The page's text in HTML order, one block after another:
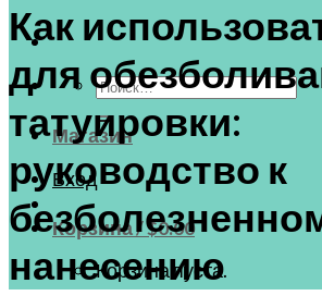
Искать:
Магазин
Вход
Корзина /$0.00
Корзина пуста.
Как
для
татуировки:
руководство к
нанесению